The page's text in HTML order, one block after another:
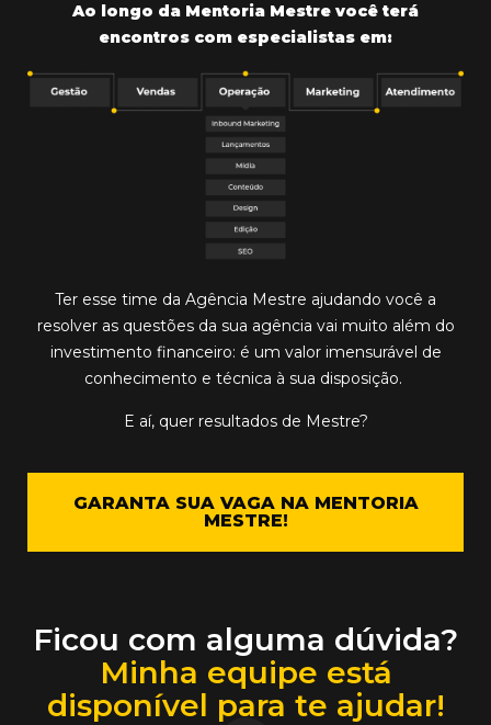
Ao longo da Mentoria Mestre você terá
encontros com especialistas em:
Ter esse time da Agência Mestre ajudando você a
resolver as questões da sua agência vai muito além do
investimento financeiro: é um valor imensurável de
conhecimento e técnica à sua disposição.
E aí, quer resultados de Mestre?
GARANTA SUA VAGA NA MENTORIA
MESTRE!
Ficou com alguma dúvida?
Minha equipe está
disponível para te ajudar!